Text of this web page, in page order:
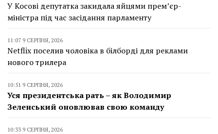
У Косові депутатка закидала яйцями прем’єр-
міністра під час засідання парламенту
11:07 9 СЕРПНЯ, 2026
Netflix поселив чоловіка в білборді для реклами
нового трилера
10:51 9 СЕРПНЯ, 2026
Уся президентська рать – як Володимир
Зеленський оновлював свою команду
10:33 9 СЕРПНЯ, 2026